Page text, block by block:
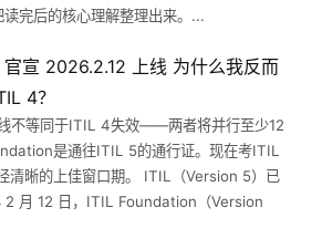
完后的核心理解整理出来。...
宣 2026.2.12 上线 为什么我反而
4？
不等同于ITIL 4失效——两者将并行至少12
是通往ITIL 5的通行证。现在考ITIL
清晰的上佳窗口期。 ITIL（Version 5）已
2 月 12 日，ITIL Foundation（Version